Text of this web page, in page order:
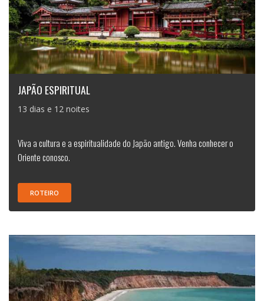
JAPÃO ESPIRITUAL
13 dias e 12 noites
Viva a cultura e a espiritualidade do Japão antigo. Venha conhecer o
Oriente conosco.
ROTEIRO